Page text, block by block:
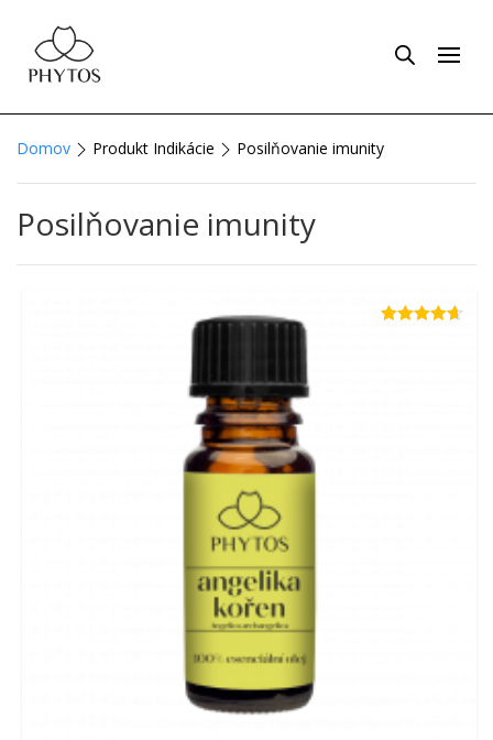
Domov Produkt Indikácie Posilňovanie imunity
Posilňovanie imunity